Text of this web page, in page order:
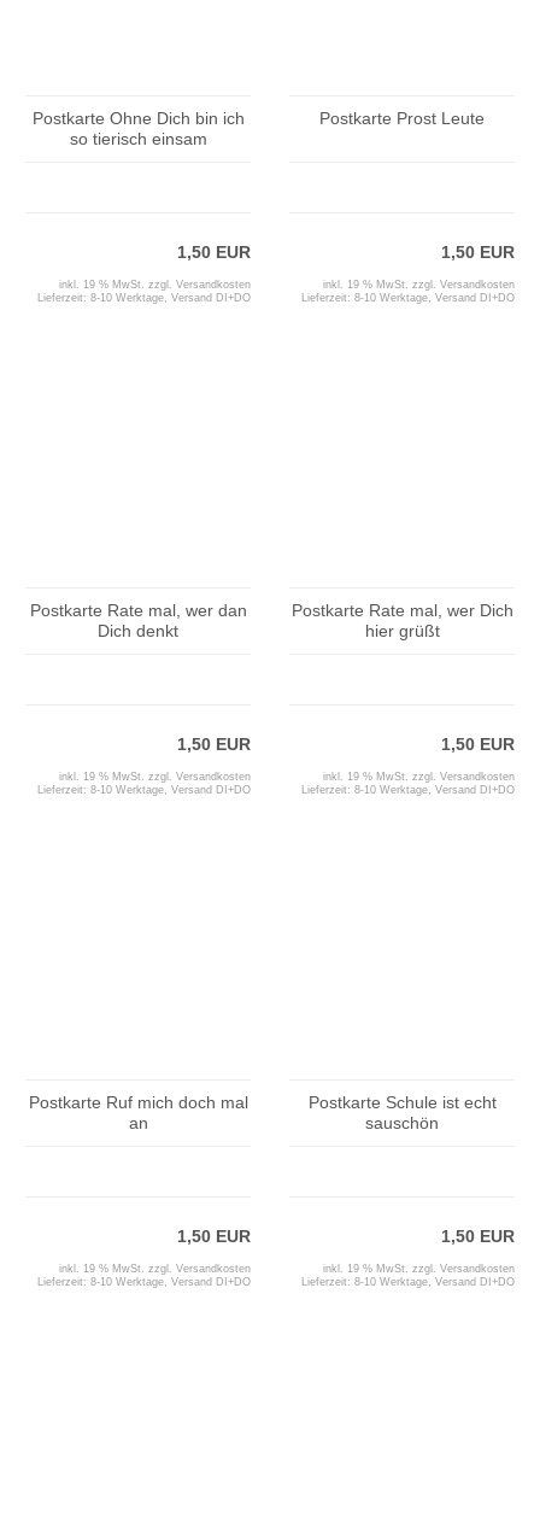
Postkarte Ohne Dich bin ich
so tierisch einsam
1,50 EUR
inkl. 19 % MwSt. zzgl. Versandkosten
Lieferzeit: 8-10 Werktage, Versand DI+DO
Postkarte Prost Leute
1,50 EUR
inkl. 19 % MwSt. zzgl. Versandkosten
Lieferzeit: 8-10 Werktage, Versand DI+DO
Postkarte Rate mal, wer dan
Dich denkt
1,50 EUR
inkl. 19 % MwSt. zzgl. Versandkosten
Lieferzeit: 8-10 Werktage, Versand DI+DO
Postkarte Rate mal, wer Dich
hier grüßt
1,50 EUR
inkl. 19 % MwSt. zzgl. Versandkosten
Lieferzeit: 8-10 Werktage, Versand DI+DO
Postkarte Ruf mich doch mal
an
1,50 EUR
inkl. 19 % MwSt. zzgl. Versandkosten
Lieferzeit: 8-10 Werktage, Versand DI+DO
Postkarte Schule ist echt
sauschön
1,50 EUR
inkl. 19 % MwSt. zzgl. Versandkosten
Lieferzeit: 8-10 Werktage, Versand DI+DO